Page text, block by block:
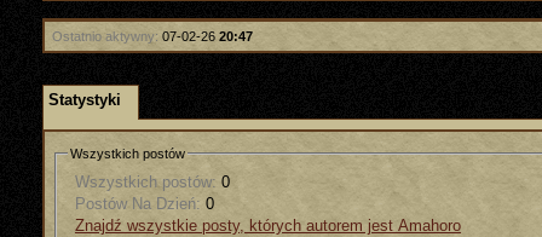
Ostatnio aktywny: 07-02-26 20:47
Statystyki
Wszystkich postów
Wszystkich postów: 0
Postów Na Dzień: 0
Znajdź wszystkie posty, których autorem jest Amahoro